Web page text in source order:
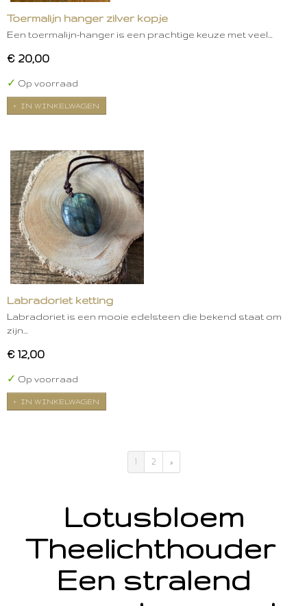
Toermalijn hanger zilver kopje
Een toermalijn-hanger is een prachtige keuze met veel…
€ 20,00
✓ Op voorraad
IN WINKELWAGEN
Labradoriet ketting
Labradoriet is een mooie edelsteen die bekend staat om
zijn…
€ 12,00
✓ Op voorraad
IN WINKELWAGEN
1 2 »
Lotusbloem
Theelichthouder
Een stralend